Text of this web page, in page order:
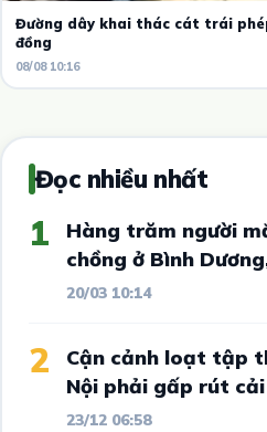
Đường dây khai thác cát trái
đồng
08/08 10:16
Đọc nhiều nhất
1
Hàng trăm người
chồng ở Bình
giá cho vô số nhà
20/03 10:14
2
Cận cảnh loạt tập
Nội phải gấp rút
23/12 06:58